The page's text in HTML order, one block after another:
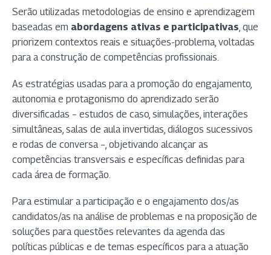
Serão utilizadas metodologias de ensino e aprendizagem
baseadas em abordagens ativas e participativas , que
priorizem contextos reais e situações-problema, voltadas
para a construção de competências profissionais.
As estratégias usadas para a promoção do engajamento,
autonomia e protagonismo do aprendizado serão
diversificadas – estudos de caso, simulações, interações
simultâneas, salas de aula invertidas, diálogos sucessivos
e rodas de conversa –, objetivando alcançar as
competências transversais e específicas definidas para
cada área de formação.
Para estimular a participação e o engajamento dos/as
candidatos/as na análise de problemas e na proposição de
soluções para questões relevantes da agenda das
políticas públicas e de temas específicos para a atuação